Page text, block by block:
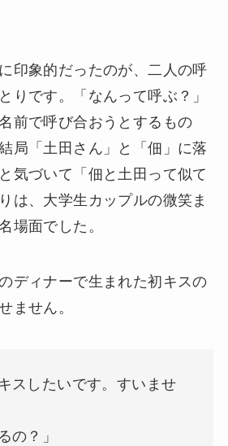
印象的だったのが、二人の呼
りです。「なんって呼ぶ？」
前で呼び合おうとするもの
局「土田さん」と「佃」に落
気づいて「佃と土田って似て
は、大学生カップルの微笑ま
場面でした。
ディナーで生まれた初キスの
ません。
スしたいです。すいませ
の？」